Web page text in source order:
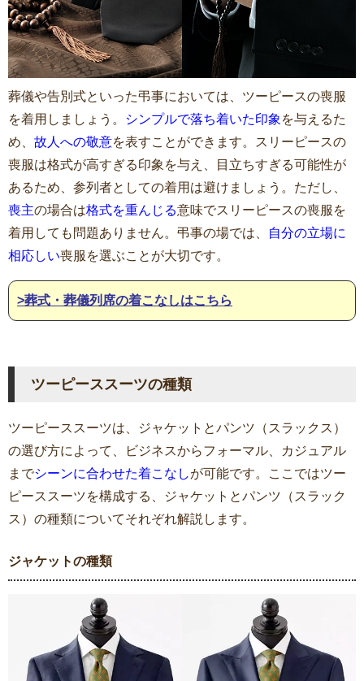
葬儀や告別式といった弔事においては、ツーピースの喪服
を着用しましょう。
シンプルで落ち着いた印象 を与えるた
め、 故人への敬意を表すことができます。スリーピースの
喪服は格式が高すぎる印象を与え、目立ちすぎる可能性が
あるため、参列者としての着用は避けましょう。ただし、
喪主の場合は格式を重んじる意味でスリーピースの喪服を
着用しても問題ありません。弔事の場では、
自分の立場に
相応しい喪服を選ぶことが大切です。
>葬式・葬儀列席の着こなしはこちら
ツーピーススーツの種類
ツーピーススーツは、ジャケットとパンツ（スラックス）
の選び方によって、ビジネスからフォーマル、カジュアル
までシーンに合わせた着こなしが可能です。ここではツー
ピーススーツを構成する、ジャケットとパンツ（スラック
ス）の種類についてそれぞれ解説します。
ジャケットの種類